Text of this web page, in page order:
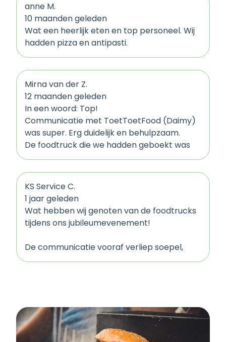
anne M.
10 maanden geleden
Wat een heerlijk eten en top personeel. Wij
hadden pizza en antipasti.
Mirna van der Z.
12 maanden geleden
In een woord: Top!
Communicatie met ToetToetFood (Daimy)
was super. Erg duidelijk en behulpzaam.
De foodtruck die we hadden geboekt was
ook erg goed, goed personeel en heerlijk
eten. Ik heb veel positieve reacties van
collega's gehoord over de foodtruck (Bar
American).
Ons personeelsfeest was geslaagd!
KS Service C.
1 jaar geleden
Wat hebben wij genoten van de foodtrucks
tijdens ons jubileumevenement!
De communicatie vooraf verliep soepel,
afspraken werden duidelijk nagekomen en
De foodtrucks zagen er aantrekkelijk uit, het
eten was vers, origineel en werd vlot
geserveerd. Onze gasten (én collega's)